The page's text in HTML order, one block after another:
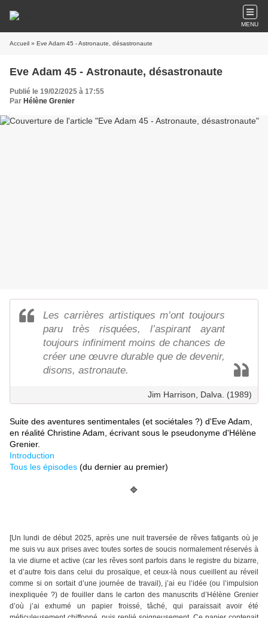
MENU
Accueil » Eve Adam 45 - Astronaute, désastronaute
Eve Adam 45 - Astronaute, désastronaute
Publié le 19/02/2025 à 17:55
Par Hélène Grenier
Les carrières artistiques m’ont toujours
paru très risquées, l’aspirant ayant
toujours infiniment moins de chances de
créer une œuvre durable que de devenir,
disons, astronaute.
Jim Harrison, Dalva. (1989)
Suite des aventures sentimentales (et sociétales ?) d'Eve Adam,
en réalité Christine Adam, écrivant sous le pseudonyme d'Hélène
Grenier.
Introduction
Tous les épisodes (du dernier au premier)
🔷
[Un lundi de début 2025, après une nuit traversée de rêves fatigants où je
me suis vu aux prises avec toutes sortes de soucis normalement réservés à
la vie diurne et active (car les rêves sont parfois dans le registre du bizarre,
et d’autre fois dans celui du prosaïque, et ceux-là nous cueillent au réveil
comme si on sortait d’une journée de travail), j’ai eu l’idée (ou l’impulsion
inexpliquée ?) de fouiller dans le carton des manuscrits d’Hélène Grenier
d’où j’ai exhumé un papier froissé, tâché, qui paraissait avoir été